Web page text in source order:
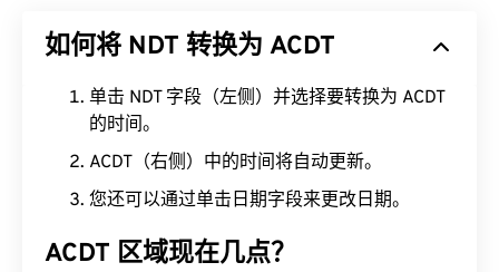
如何将 NDT 转换为 ACDT
单击 NDT 字段（左侧）并选择要转换为 ACDT
的时间。
ACDT（右侧）中的时间将自动更新。
您还可以通过单击日期字段来更改日期。
ACDT 区域现在几点？